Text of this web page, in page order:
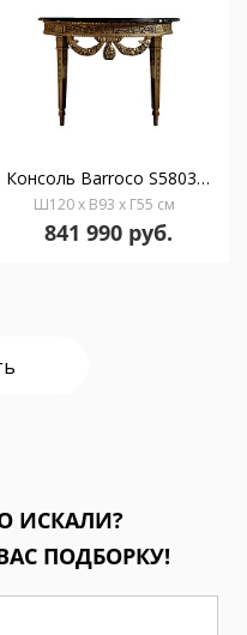
Консоль Barroco S5803/01
Ш120 x В93 x Г55 см
841 990 руб.
ИСКАЛИ?
ПОДБОРКУ!